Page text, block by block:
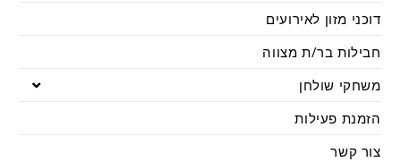
דוכני מזון לאירועים
חבילות בר/ת מצווה
משחקי שולחן
הזמנת פעילות
צור קשר